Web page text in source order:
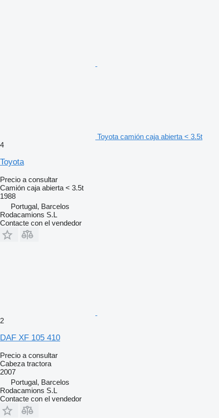
Toyota camión caja abierta < 3.5t
4
Toyota
Precio a consultar
Camión caja abierta < 3.5t
1988
Portugal, Barcelos
Rodacamions S.L
Contacte con el vendedor
2
DAF XF 105 410
Precio a consultar
Cabeza tractora
2007
Portugal, Barcelos
Rodacamions S.L
Contacte con el vendedor